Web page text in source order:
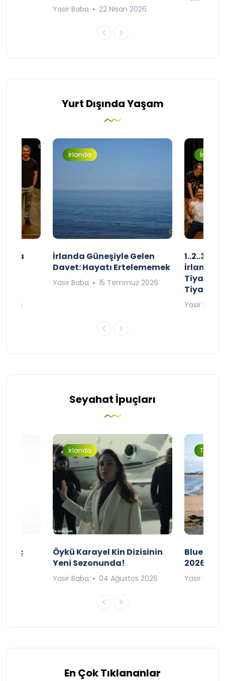
Yasir Baba
22 Nisan 2026
Yurt Dışında Yaşam
2026
İrlanda
İrlanda Güneşiyle Gelen
Davet: Hayatı Ertelememek
Yasir Baba 15 Temmuz 2026
İrlanda
1..2..3..
Tiyatro
Yasir Baba
Seyahat İpuçları
Maç
İrlanda
Öykü Karayel Kin Dizisinin
Yeni Sezonunda!
Yasir Baba 04 Ağustos 2026
Turizm
Blue
2026
Yasir Baba
En Çok Tıklananlar